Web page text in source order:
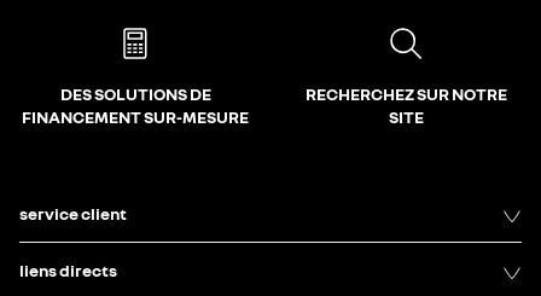
DES SOLUTIONS DE
FINANCEMENT SUR-MESURE
RECHERCHEZ SUR NOTRE
SITE
service client
liens directs